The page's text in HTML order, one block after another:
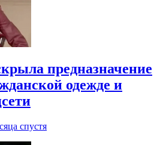
предназначение
одежде и
спустя